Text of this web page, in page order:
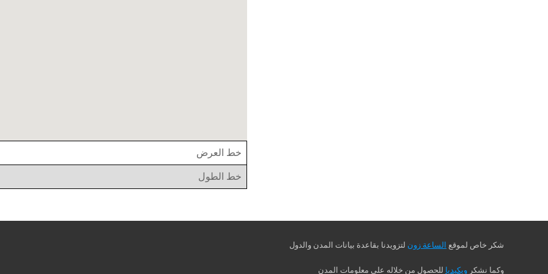
خط العرض
خط الطول
شكر خاص لموقع الساعة زون لتزويدنا بقاعدة بيانات المدن والدول
وكما نشكر ويكيديا للحصول من خلاله على معلومات المدن